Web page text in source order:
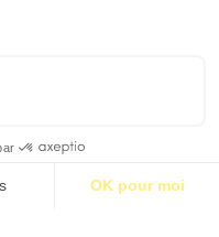
?
|Politique de confidentialité
S’abonner